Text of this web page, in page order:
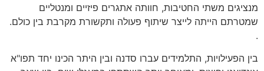
מנציגים משתי החטיבות, חוותה אתגרים פיזיים ומנטליים
שמטרתם הייתה לייצר שיתוף פעולה ותקשורת מקרבת בין כולם.
.
בין הפעילויות, התלמידים עברו סדנה ובין היתר הכינו יחד תפו"א